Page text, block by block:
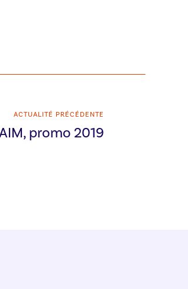
ACTUALITÉ PRÉCÉDENTE
promo 2019